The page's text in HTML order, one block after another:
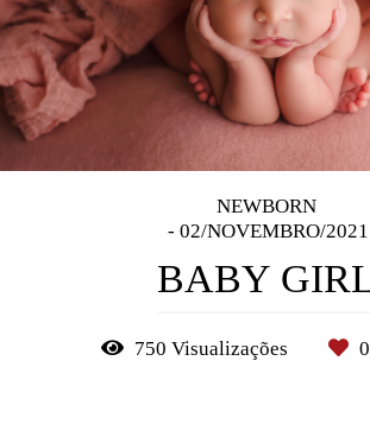
NEWBORN
02/NOVEMBRO/2021
BABY
750 Visualizações 0